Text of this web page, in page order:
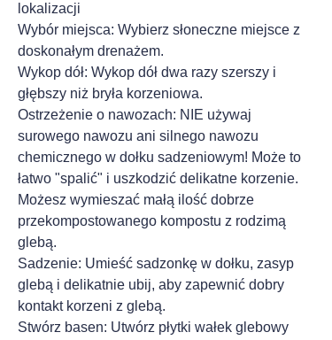
lokalizacji
Wybór miejsca: Wybierz słoneczne miejsce z
doskonałym drenażem.
Wykop dół: Wykop dół dwa razy szerszy i
głębszy niż bryła korzeniowa.
Ostrzeżenie o nawozach: NIE używaj
surowego nawozu ani silnego nawozu
chemicznego w dołku sadzeniowym! Może to
łatwo "spalić" i uszkodzić delikatne korzenie.
Możesz wymieszać małą ilość dobrze
przekompostowanego kompostu z rodzimą
glebą.
Sadzenie: Umieść sadzonkę w dołku, zasyp
glebą i delikatnie ubij, aby zapewnić dobry
kontakt korzeni z glebą.
Stwórz basen: Utwórz płytki wałek glebowy